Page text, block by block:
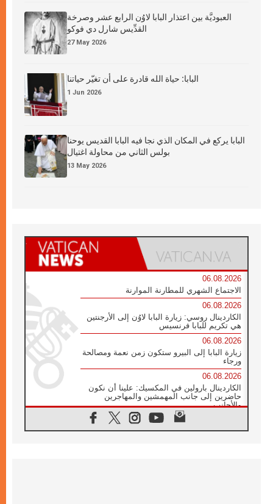
العبوديَّة بين اعتذار البابا لاوُن الرابع عشر وصرخة
القدِّيس شارل دي فوكو
27 May 2026
البابا: حياة الله قادرة على أن تغيّر حياتنا
1 Jun 2026
البابا يركع في المكان الذي نجا فيه البابا القديس يوحنا
بولس الثاني من محاولة اغتيال
13 May 2026
06.08.2026
الاجتماع الشهري للمطارنة الموارنة
06.08.2026
الكاردينال روسي: زيارة البابا لاوُن إلى الأرجنتين
هي تكريم للبابا فرنسيس
06.08.2026
زيارة البابا إلى البيرو ستكون زمن نعمة ومصالحة
ورجاء
06.08.2026
الكاردينال بارولين في المكسيك: علينا أن نكون
حاضرين إلى جانب المهمشين والمهاجرين
والأجانب
البابا لاوُن الرابع عشر للشباب في أسيزي: